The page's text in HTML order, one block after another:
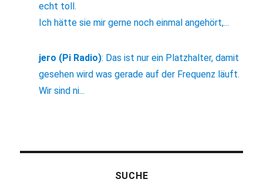
echt toll.
Ich hätte sie mir gerne noch einmal angehört,...
jero (Pi Radio): Das ist nur ein Platzhalter, damit
gesehen wird was gerade auf der Frequenz läuft.
Wir sind ni...
SUCHE